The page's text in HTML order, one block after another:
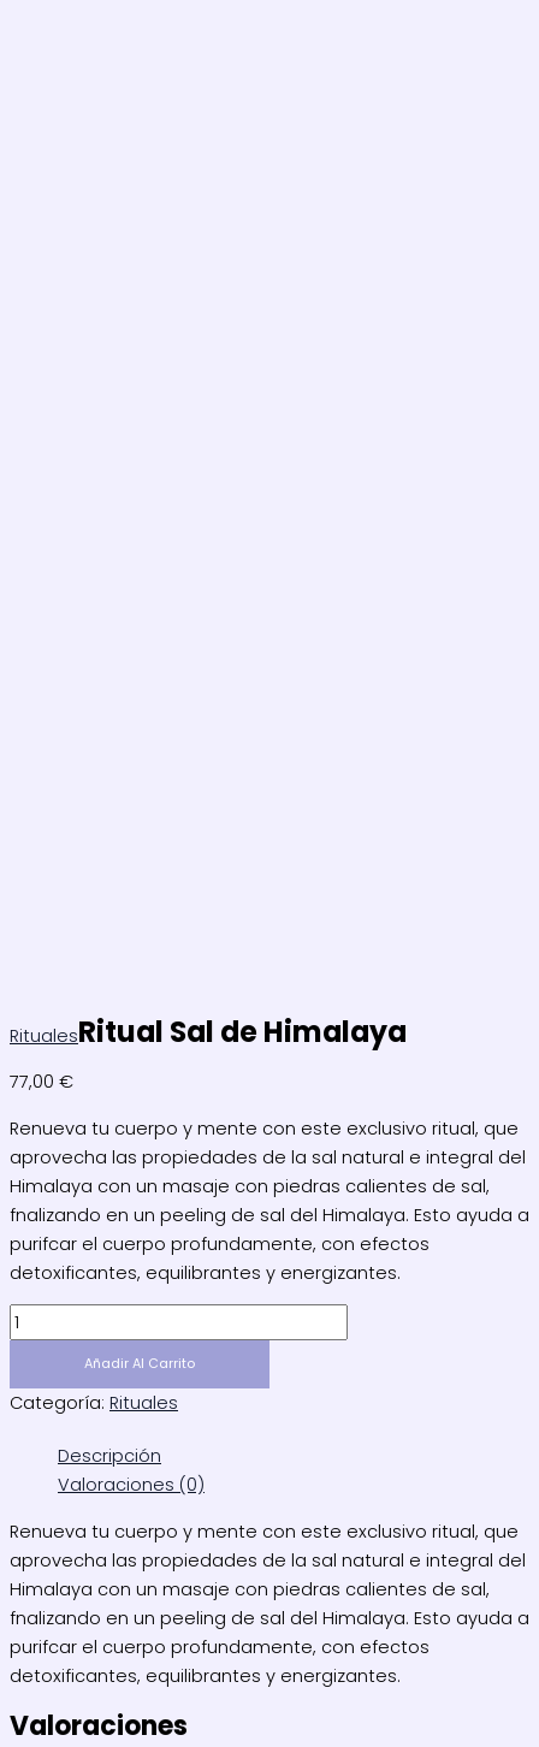
RitualesRitual Sal de Himalaya
77,00 €
Renueva tu cuerpo y mente con este exclusivo ritual, que
aprovecha las propiedades de la sal natural e integral del
Himalaya con un masaje con piedras calientes de sal,
fnalizando en un peeling de sal del Himalaya. Esto ayuda a
purifcar el cuerpo profundamente, con efectos
detoxificantes, equilibrantes y energizantes.
Añadir Al Carrito
Categoría: Rituales
Descripción
Valoraciones (0)
Renueva tu cuerpo y mente con este exclusivo ritual, que
aprovecha las propiedades de la sal natural e integral del
Himalaya con un masaje con piedras calientes de sal,
fnalizando en un peeling de sal del Himalaya. Esto ayuda a
purifcar el cuerpo profundamente, con efectos
detoxificantes, equilibrantes y energizantes.
Valoraciones